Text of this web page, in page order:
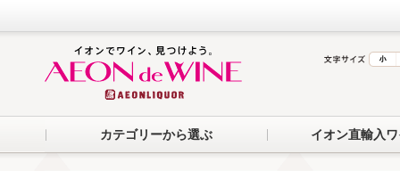
カテゴリーから選ぶ イオン直輸入